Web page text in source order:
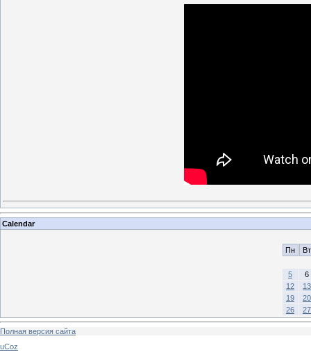
Calendar
Пн Вт
5
6
12
13
19
20
26
27
Полная версия сайта
uCoz